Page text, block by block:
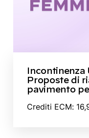
Incontinenza
Proposte di
pavimento
Crediti ECM: